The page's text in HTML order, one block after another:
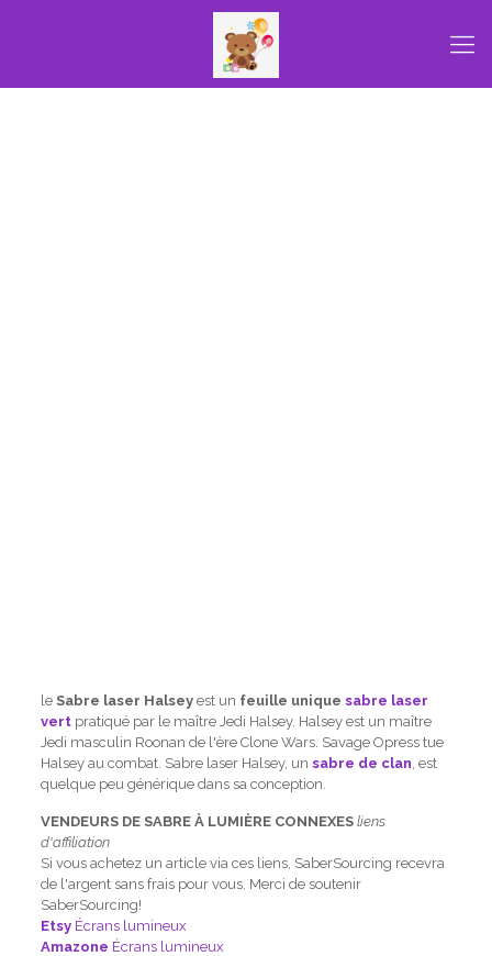
le Sabre laser Halsey est un feuille unique sabre laser
vertpratiqué par le maître Jedi Halsey. Halsey est un maître
Jedi masculin Roonan de l'ère Clone Wars. Savage Opress tue
Halsey au combat. Sabre laser Halsey, un sabre de clan, est
quelque peu générique dans sa conception.
VENDEURS DE SABRE À LUMIÈRE CONNEXES liens
d'affiliation
Si vous achetez un article via ces liens, SaberSourcing recevra
de l'argent sans frais pour vous. Merci de soutenir
SaberSourcing!
EtsyÉcrans lumineux
Amazone Écrans lumineux